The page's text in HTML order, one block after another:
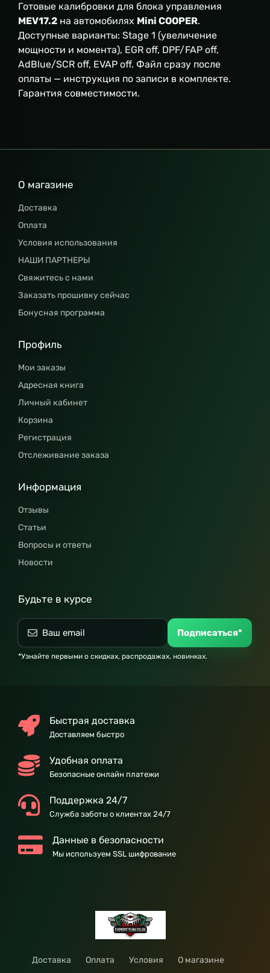
Готовые калибровки для блока управления
MEV17.2 на автомобилях Mini COOPER.
Доступные варианты: Stage 1 (увеличение
мощности и момента), EGR off, DPF/FAP off,
AdBlue/SCR off, EVAP off. Файл сразу после
оплаты — инструкция по записи в комплекте.
Гарантия совместимости.
О магазине
Доставка
Оплата
Условия использования
НАШИ ПАРТНЕРЫ
Свяжитесь с нами
Заказать прошивку сейчас
Бонусная программа
Профиль
Мои заказы
Адресная книга
Личный кабинет
Корзина
Регистрация
Отслеживание заказа
Информация
Отзывы
Статьи
Вопросы и ответы
Новости
Будьте в курсе
Подписаться*
*Узнайте первыми о скидках, распродажах, новинках.
Быстрая доставка
Доставляем быстро
Удобная оплата
Безопасные онлайн платежи
Поддержка 24/7
Служба заботы о клиентах 24/7
Данные в безопасности
Мы используем SSL шифрование
Доставка Оплата Условия
О магазине